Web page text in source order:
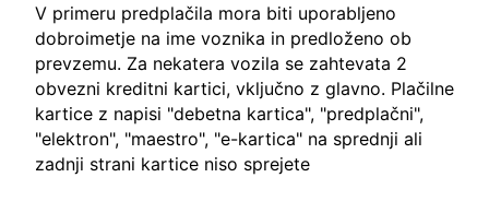
V primeru predplačila mora biti uporabljeno
dobroimetje na ime voznika in predloženo ob
prevzemu. Za nekatera vozila se zahtevata 2
obvezni kreditni kartici, vključno z glavno. Plačilne
kartice z napisi "debetna kartica", "predplačni",
"elektron", "maestro", "e-kartica" na sprednji ali
zadnji strani kartice niso sprejete